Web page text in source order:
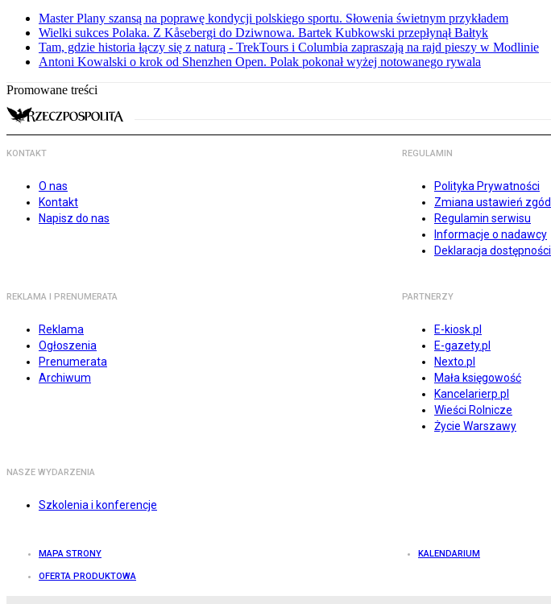
Master Plany szansą na poprawę kondycji polskiego sportu. Słowenia świetnym przykładem
Wielki sukces Polaka. Z Kåsebergi do Dziwnowa. Bartek Kubkowski przepłynął Bałtyk
Tam, gdzie historia łączy się z naturą - TrekTours i Columbia zapraszają na rajd pieszy w Modlinie
Antoni Kowalski o krok od Shenzhen Open. Polak pokonał wyżej notowanego rywala
Promowane treści
KONTAKT
O nas
Kontakt
Napisz do nas
REGULAMIN
Polityka Prywatności
Zmiana ustawień zgód
Regulamin serwisu
Informacje o nadawcy
Deklaracja dostępności
REKLAMA I PRENUMERATA
Reklama
Ogłoszenia
Prenumerata
Archiwum
PARTNERZY
E-kiosk.pl
E-gazety.pl
Nexto.pl
Mała księgowość
Kancelarierp.pl
Wieści Rolnicze
Życie Warszawy
NASZE WYDARZENIA
Szkolenia i konferencje
MAPA STRONY KALENDARIUM
OFERTA PRODUKTOWA